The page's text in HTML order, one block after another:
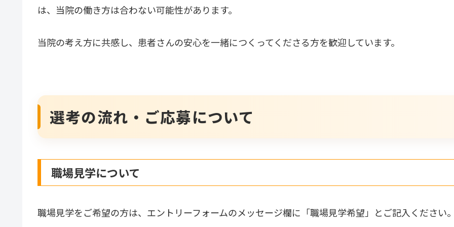
は、当院の働き方は合わない可能性があります。
当院の考え方に共感し、患者さんの安心を一緒につくってくださる方を歓迎しています。
選考の流れ・ご応募について
職場見学について
職場見学をご希望の方は、エントリーフォームのメッセージ欄に「職場見学希望」とご記入ください